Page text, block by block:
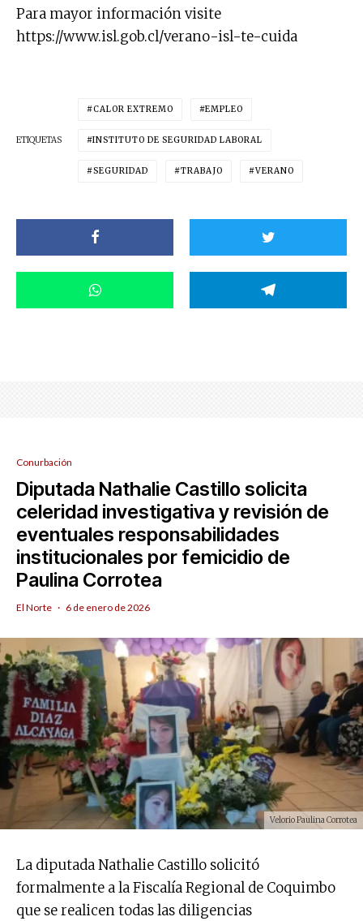
Para mayor información visite
https://www.isl.gob.cl/verano-isl-te-cuida
ETIQUETAS
CALOR EXTREMO EMPLEO
INSTITUTO DE SEGURIDAD LABORAL
SEGURIDAD TRABAJO VERANO
Conurbación
Diputada Nathalie Castillo solicita
celeridad investigativa y revisión de
eventuales responsabilidades
institucionales por femicidio de
Paulina Corrotea
El Norte · 6 de enero de 2026
Velorio Paulina Corrotea
La diputada Nathalie Castillo solicitó
formalmente a la Fiscalía Regional de Coquimbo
que se realicen todas las diligencias